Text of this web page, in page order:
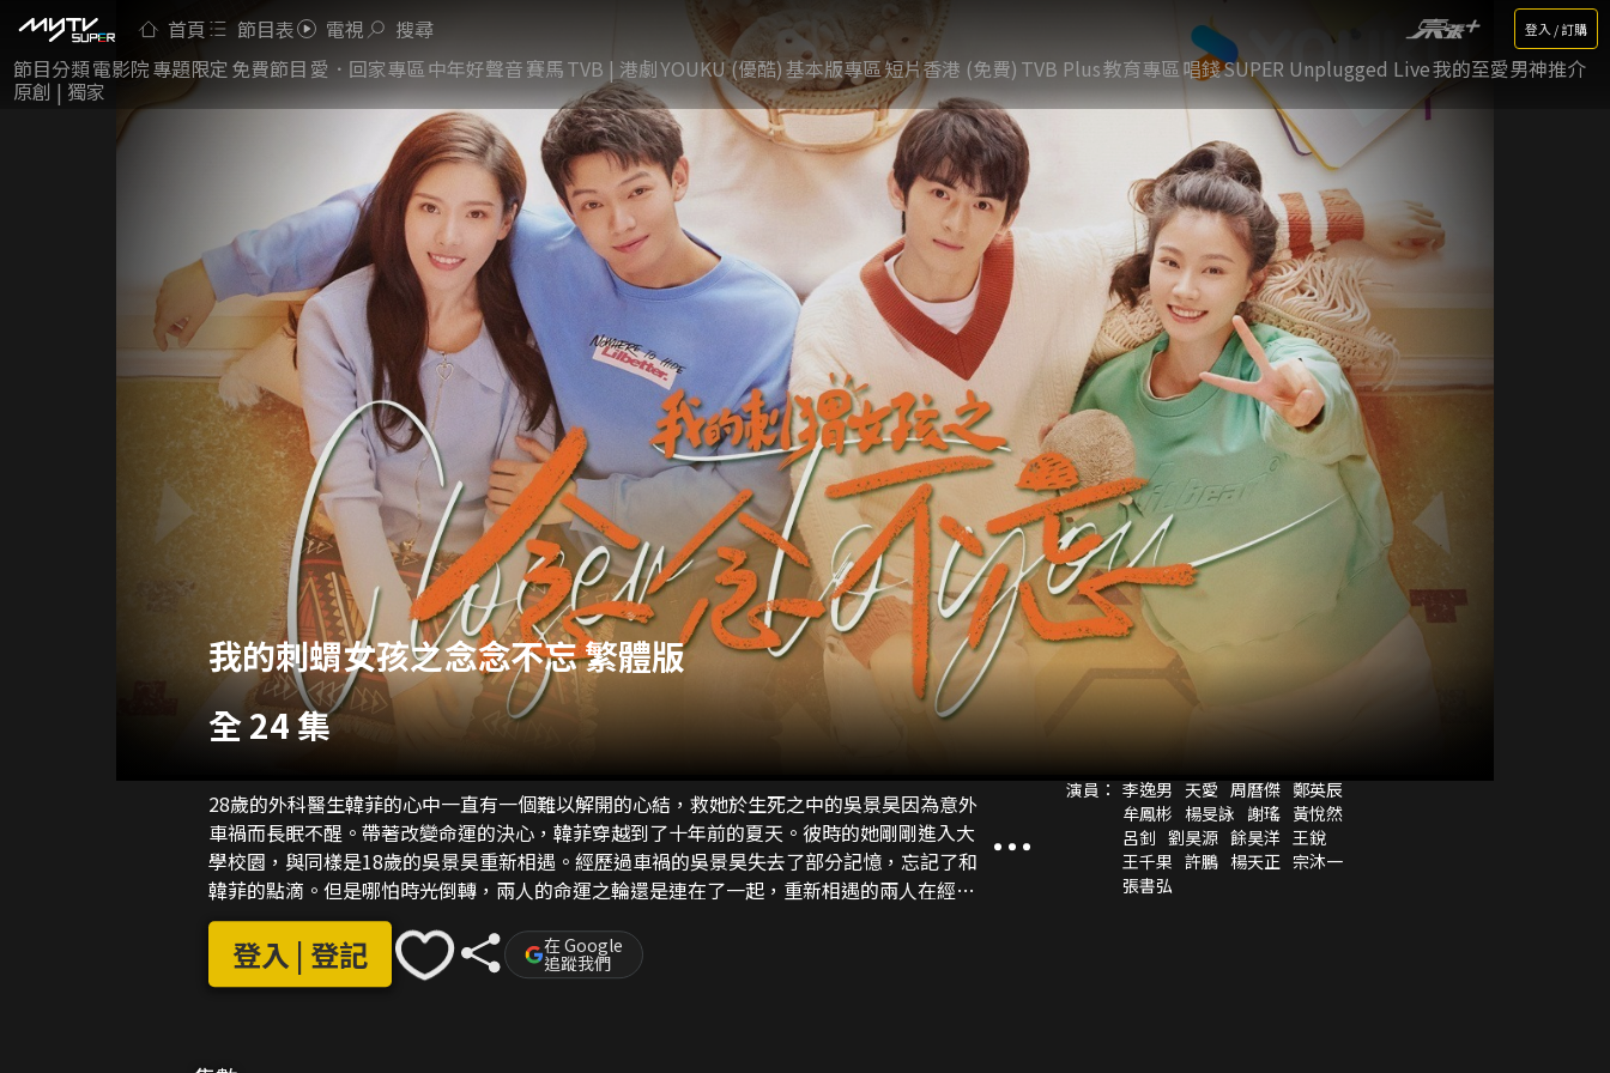
首頁 節目表 電視 搜尋 登入 / 訂購
節目分類電影院專題限定 免費節目 愛．回家專區中年好聲音賽馬TVB | 港劇YOUKU (優酷)基本版專區短片香港 (免費) TVB Plus教育專區唱錢SUPER Unplugged Live我的至愛男神推介
原創 | 獨家
我的刺蝟女孩之念念不忘 繁體版
全 24 集
28歲的外科醫生韓菲的心中一直有一個難以解開的心結，救她於生死之中的吳景昊因為意外
車禍而長眠不醒。帶著改變命運的決心，韓菲穿越到了十年前的夏天。彼時的她剛剛進入大
學校園，與同樣是18歲的吳景昊重新相遇。經歷過車禍的吳景昊失去了部分記憶，忘記了和
韓菲的點滴。但是哪怕時光倒轉，兩人的命運之輪還是連在了一起，重新相遇的兩人在經歷
了挫折之後陷入愛情。此時的韓菲卻意識到宿命無法打破的事實，為了不讓吳景昊受到傷
害，她決定親自去迎接命運，和吳景昊分手。吳景昊恢復記憶，得知真相後，試圖和韓菲攜
手一起突破宿命的桎梏。
登入 | 登記 在 Google
追蹤我們
演員： 李逸男 天愛 周曆傑 鄭英辰
牟鳳彬 楊旻詠 謝瑤 黃悅然
呂釗 劉昊源 餘昊洋 王銳
王千果 許鵬 楊天正 宗沐一
張書弘